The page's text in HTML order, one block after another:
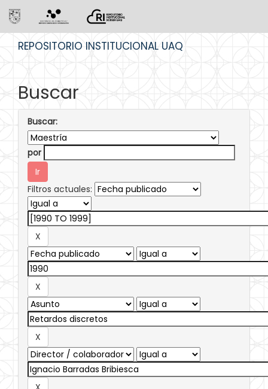
REPOSITORIO INSTITUCIONAL UAQ
Buscar
Buscar:
por
Filtros actuales: